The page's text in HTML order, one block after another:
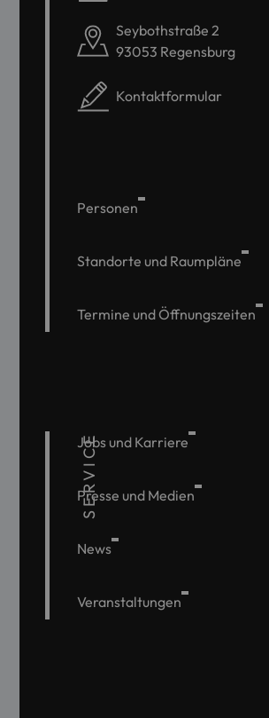
Seybothstraße 2
93053 Regensburg
Kontaktformular
Personen
Standorte und Raumpläne
Termine und Öffnungszeiten
SERVICE
Jobs und Karriere
Presse und Medien
News
Veranstaltungen